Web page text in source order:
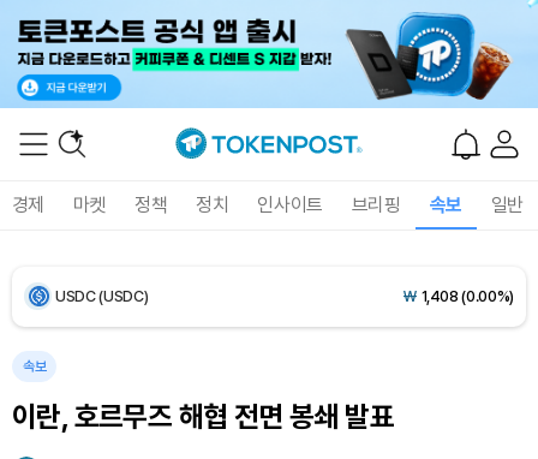
경제 마켓 정책 정치 인사이트 브리핑 속보 일반
Bitcoin (BTC) ₩ 91,480,424 (-0.32%)
Ethereum (ETH) ₩2,701,375 (-0.48%)
Tether USDt (USDT) 1,407(+0.01%)
BNB (BNB) ₩839,149(+0.79%)
XRP (XRP) ₩1,465(+0.31%)
속보
이란, 호르무즈 해협 전면 봉쇄 발표